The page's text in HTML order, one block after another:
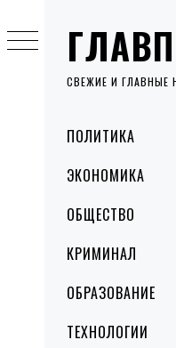
СВЕЖИЕ И ГЛАВНЫЕ
MenuПОЛИТИКА
ЭКОНОМИКА
ОБЩЕСТВО
КРИМИНАЛ
ОБРАЗОВАНИЕ
ТЕХНОЛОГИИ
to
content